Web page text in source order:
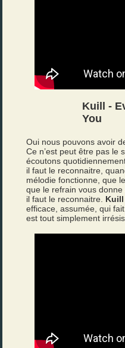
Kuill -
You
Oui nous pouvons avoir
Ce n’est peut être pas le
écoutons
il faut le reconnaitre,
mélodie fonctionne, que
que le refrain vous
il faut le reconnaitre. Kuill
efficace, assumée, qui
est tout simplement